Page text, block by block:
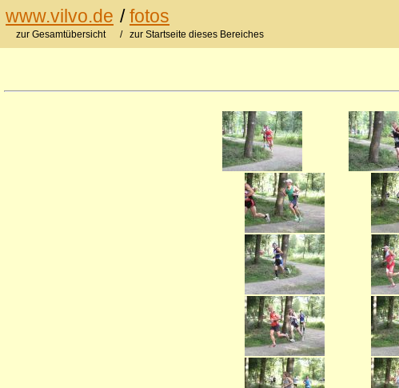
www.vilvo.de /fotos
zur Gesamtübersicht / zur Startseite dieses Bereiches